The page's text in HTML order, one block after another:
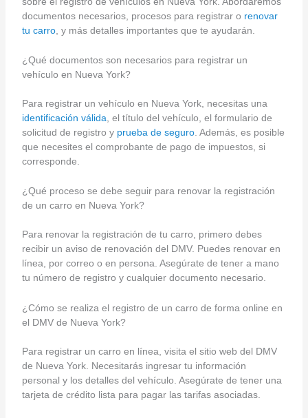
documentos necesarios, procesos para registrar o renovar
tu carro, y más detalles importantes que te ayudarán.
¿Qué documentos son necesarios para registrar un
vehículo en Nueva York?
Para registrar un vehículo en Nueva York, necesitas una
identificación válida , el título del vehículo, el formulario de
solicitud de registro y prueba de seguro. Además, es posible
que necesites el comprobante de pago de impuestos, si
corresponde.
¿Qué proceso se debe seguir para renovar la registración
de un carro en Nueva York?
Para renovar la registración de tu carro, primero debes
recibir un aviso de renovación del DMV. Puedes renovar en
línea, por correo o en persona. Asegúrate de tener a mano
tu número de registro y cualquier documento necesario.
¿Cómo se realiza el registro de un carro de forma online en
el DMV de Nueva York?
Para registrar un carro en línea, visita el sitio web del DMV
de Nueva York. Necesitarás ingresar tu información
personal y los detalles del vehículo. Asegúrate de tener una
tarjeta de crédito lista para pagar las tarifas asociadas.